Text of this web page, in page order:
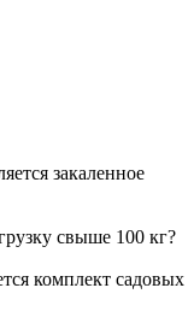
закаленное
свыше 100 кг?
комплект садовых